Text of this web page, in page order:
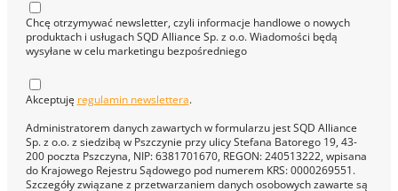
Chcę otrzymywać newsletter, czyli informacje handlowe o nowych
produktach i usługach SQD Alliance Sp. z o.o. Wiadomości będą
wysyłane w celu marketingu bezpośredniego
Akceptuję regulamin newslettera.
Administratorem danych zawartych w formularzu jest SQD Alliance
Sp. z o.o. z siedzibą w Pszczynie przy ulicy Stefana Batorego 19, 43-
200 poczta Pszczyna, NIP: 6381701670, REGON: 240513222, wpisana
do Krajowego Rejestru Sądowego pod numerem KRS: 0000269551.
Szczegóły związane z przetwarzaniem danych osobowych zawarte są